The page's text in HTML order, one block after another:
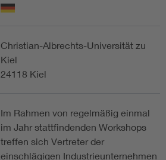
Christian-Albrechts-Universität zu
Kiel
24118 Kiel
Im Rahmen von regelmäßig einmal
im Jahr stattfindenden Workshops
treffen sich Vertreter der
einschlägigen Industrieunternehmen